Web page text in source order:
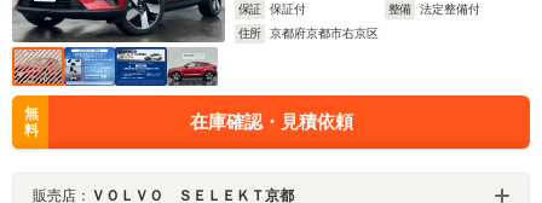
保証
保証付 整備
法定整備付
住所
京都府京都市右京区
無
料
在庫確認・見積依頼
販売店： ＶＯＬＶＯ ＳＥＬＥＫＴ京都